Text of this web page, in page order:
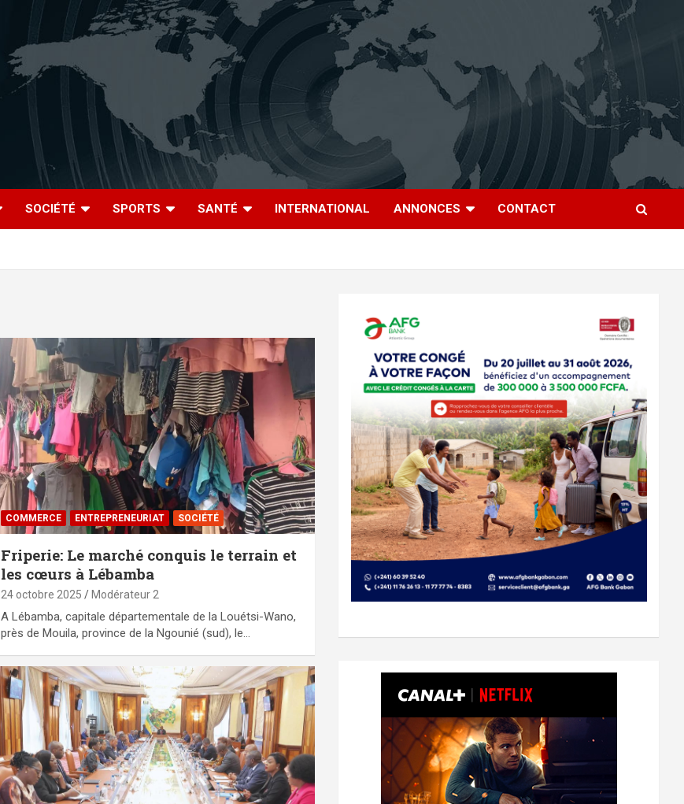
SOCIÉTÉ SPORTS SANTÉ INTERNATIONAL ANNONCES CONTACT
COMMERCE ENTREPRENEURIAT SOCIÉTÉ
Friperie: Le marché conquis le terrain et
les cœurs à Lébamba
24 octobre 2025 Modérateur 2
A Lébamba, capitale départementale de la Louétsi-Wano,
près de Mouila, province de la Ngounié (sud), le…